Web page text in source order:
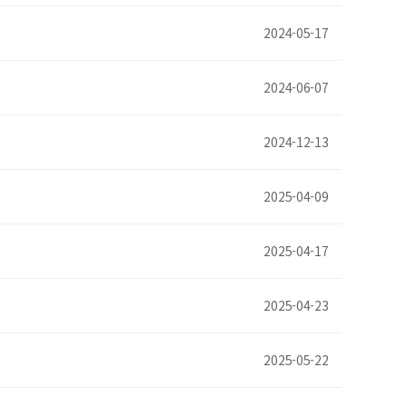
2024-05-17
2024-06-07
2024-12-13
2025-04-09
2025-04-17
2025-04-23
2025-05-22